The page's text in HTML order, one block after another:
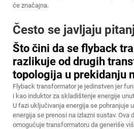
će značajna.
Često se javljaju
Što čini da se flyback
razlikuje od drugih
topologija u prekidanju
Flyback transformator je jedinstven jer
i kao induktor za skladištenje energije
U fazi uključivanja energija se pohranjuje
energija se prenosi na izlazni sustav. Ova
omogućuje transformatoru da generiše